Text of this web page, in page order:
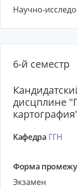
Научно-
6-й семестр
дисцплине
Кафедра ГГН
Форма
Экзамен